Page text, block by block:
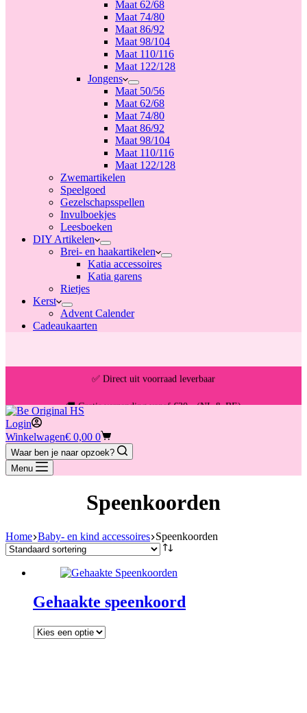
Maat 62/68
Maat 74/80
Maat 86/92
Maat 98/104
Maat 110/116
Maat 122/128
Jongens
Maat 50/56
Maat 62/68
Maat 74/80
Maat 86/92
Maat 98/104
Maat 110/116
Maat 122/128
Zwemartikelen
Speelgoed
Gezelschapsspellen
Invulboekjes
Leesboeken
DIY Artikelen
Brei- en haakartikelen
Katia accessoires
Katia garens
Rietjes
Kerst
Advent Calender
Cadeaukaarten
✅ Direct uit voorraad leverbaar
🚚 Gratis verzending vanaf €30,- (NL & BE)
📦 Voor 13:00u besteld = vandaag verzonden
Login
Winkelwagen€ 0,00 0
Waar ben je naar opzoek?
Menu
Speenkoorden
Home Baby- en kind accessoires Speenkoorden
Gehaakte speenkoord